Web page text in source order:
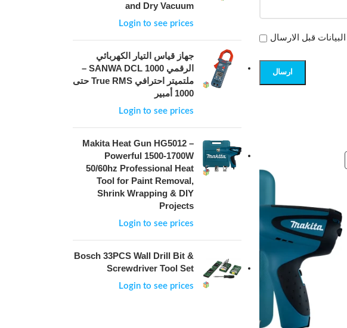
البيانات قبل الارسال
سعر العرض
and Dry Vacuum
Login to see prices
جهاز قياس التيار الكهربائي
الرقمي SANWA DCL 1000 –
ملتميتر احترافي True RMS حتى
1000 أمبير
Login to see prices
Makita Heat Gun HG5012 –
Powerful 1500-1700W
50/60hz Professional Heat
Tool for Paint Removal,
Shrink Wrapping & DIY
Projects
Login to see prices
Bosch 33PCS Wall Drill Bit &
Screwdriver Tool Set
Login to see prices